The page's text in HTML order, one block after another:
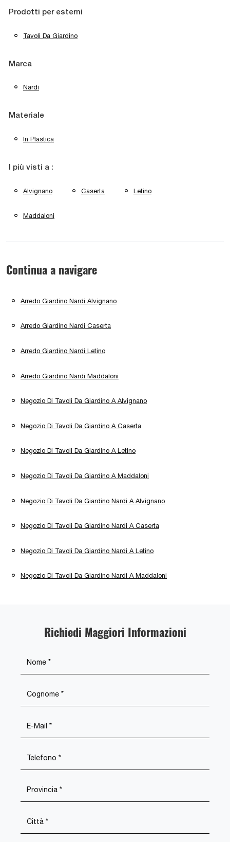
Prodotti per esterni
Tavoli Da Giardino
Marca
Nardi
Materiale
In Plastica
I più visti a :
Alvignano Caserta Letino
Maddaloni
Continua a navigare
Arredo Giardino Nardi Alvignano
Arredo Giardino Nardi Caserta
Arredo Giardino Nardi Letino
Arredo Giardino Nardi Maddaloni
Negozio Di Tavoli Da Giardino A Alvignano
Negozio Di Tavoli Da Giardino A Caserta
Negozio Di Tavoli Da Giardino A Letino
Negozio Di Tavoli Da Giardino A Maddaloni
Negozio Di Tavoli Da Giardino Nardi A Alvignano
Negozio Di Tavoli Da Giardino Nardi A Caserta
Negozio Di Tavoli Da Giardino Nardi A Letino
Negozio Di Tavoli Da Giardino Nardi A Maddaloni
Richiedi Maggiori Informazioni